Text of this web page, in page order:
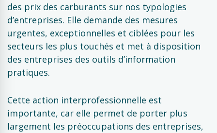
des prix des carburants sur nos typologies
d’entreprises. Elle demande des mesures
urgentes, exceptionnelles et ciblées pour les
secteurs les plus touchés et met à disposition
des entreprises des outils d’information
pratiques.
Cette action interprofessionnelle est
importante, car elle permet de porter plus
largement les préoccupations des entreprises,